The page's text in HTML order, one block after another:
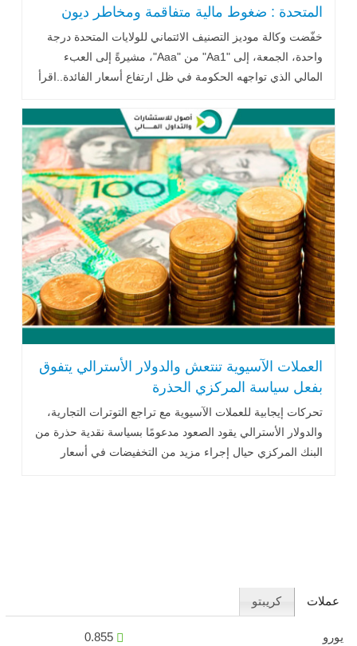
المتحدة : ضغوط مالية متفاقمة ومخاطر ديون
متزايدة
خفّضت وكالة موديز التصنيف الائتماني للولايات المتحدة درجة
واحدة، الجمعة، إلى "Aa1" من "Aaa"، مشيرةً إلى العبء
المالي الذي تواجهه الحكومة في ظل ارتفاع أسعار الفائدة..اقرأ
العملات الآسيوية تنتعش والدولار الأسترالي يتفوق
بفعل سياسة المركزي الحذرة
تحركات إيجابية للعملات الآسيوية مع تراجع التوترات التجارية،
والدولار الأسترالي يقود الصعود مدعومًا بسياسة نقدية حذرة من
البنك المركزي حيال إجراء مزيد من التخفيضات في أسعار
عملات كريبتو
يورو 0.855